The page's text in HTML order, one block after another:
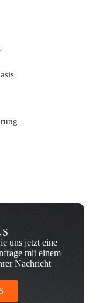
uns jetzt eine
mit einem
Nachricht